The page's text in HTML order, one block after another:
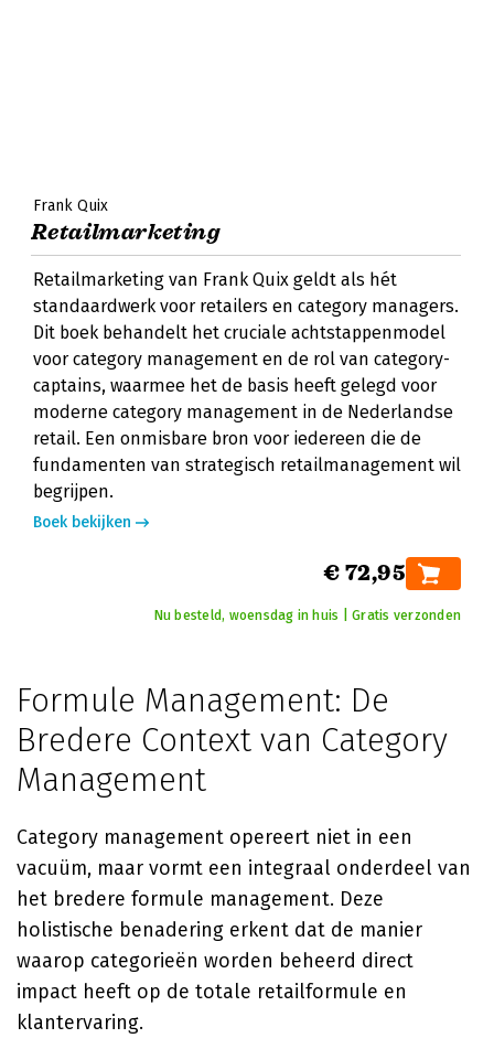
Frank Quix
Retailmarketing
Retailmarketing van Frank Quix geldt als hét
standaardwerk voor retailers en category managers.
Dit boek behandelt het cruciale achtstappenmodel
voor category management en de rol van category-
captains, waarmee het de basis heeft gelegd voor
moderne category management in de Nederlandse
retail. Een onmisbare bron voor iedereen die de
fundamenten van strategisch retailmanagement wil
begrijpen.
Boek bekijken
€ 72,95
Nu besteld, woensdag in huis | Gratis verzonden
Formule Management: De
Bredere Context van Category
Management
Category management opereert niet in een
vacuüm, maar vormt een integraal onderdeel van
het bredere formule management. Deze
holistische benadering erkent dat de manier
waarop categorieën worden beheerd direct
impact heeft op de totale retailformule en
klantervaring.